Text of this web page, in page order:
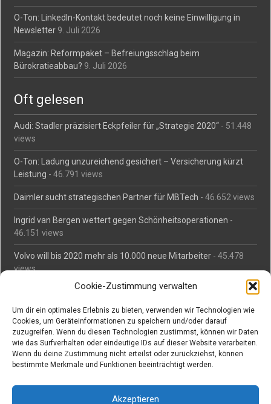
Cookie-Zustimmung verwalten
Um dir ein optimales Erlebnis zu bieten, verwenden wir Technologien wie
Cookies, um Geräteinformationen zu speichern und/oder darauf
zuzugreifen. Wenn du diesen Technologien zustimmst, können wir Daten
wie das Surfverhalten oder eindeutige IDs auf dieser Website verarbeiten.
Wenn du deine Zustimmung nicht erteilst oder zurückziehst, können
bestimmte Merkmale und Funktionen beeinträchtigt werden.
Akzeptieren
O-Ton: LinkedIn-Kontakt bedeutet noch keine Einwilligung in
Newsletter 9. Juli 2026
Magazin: Reformpaket – Befreiungsschlag beim
Bürokratieabbau? 9. Juli 2026
Oft gelesen
Audi: Stadler präzisiert Eckpfeiler für „Strategie 2020“ - 51.448
views
O-Ton: Ladung unzureichend gesichert – Versicherung kürzt
Leistung - 46.791 views
Daimler sucht strategischen Partner für MBTech - 46.652 views
Ingrid van Bergen wettert gegen Schönheitsoperationen -
46.151 views
Volvo will bis 2020 mehr als 10.000 neue Mitarbeiter - 45.478
views
Mäßiges Interesse an Daimlers MBtech- 44.704 views
O-Ton: Wer muss Schaden für abgedriftete Silvesterraketen
zahlen? - 42.362 views
Kollegengespräch: Urteile zum Grillen- 42.052 views
Suchen bei Vorabs